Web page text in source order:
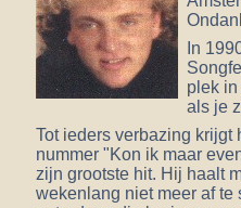
In
plek
als je
Tot ieders verbazing krijgt
nummer "Kon ik maar
zijn grootste hit. Hij haalt
wekenlang niet meer af te